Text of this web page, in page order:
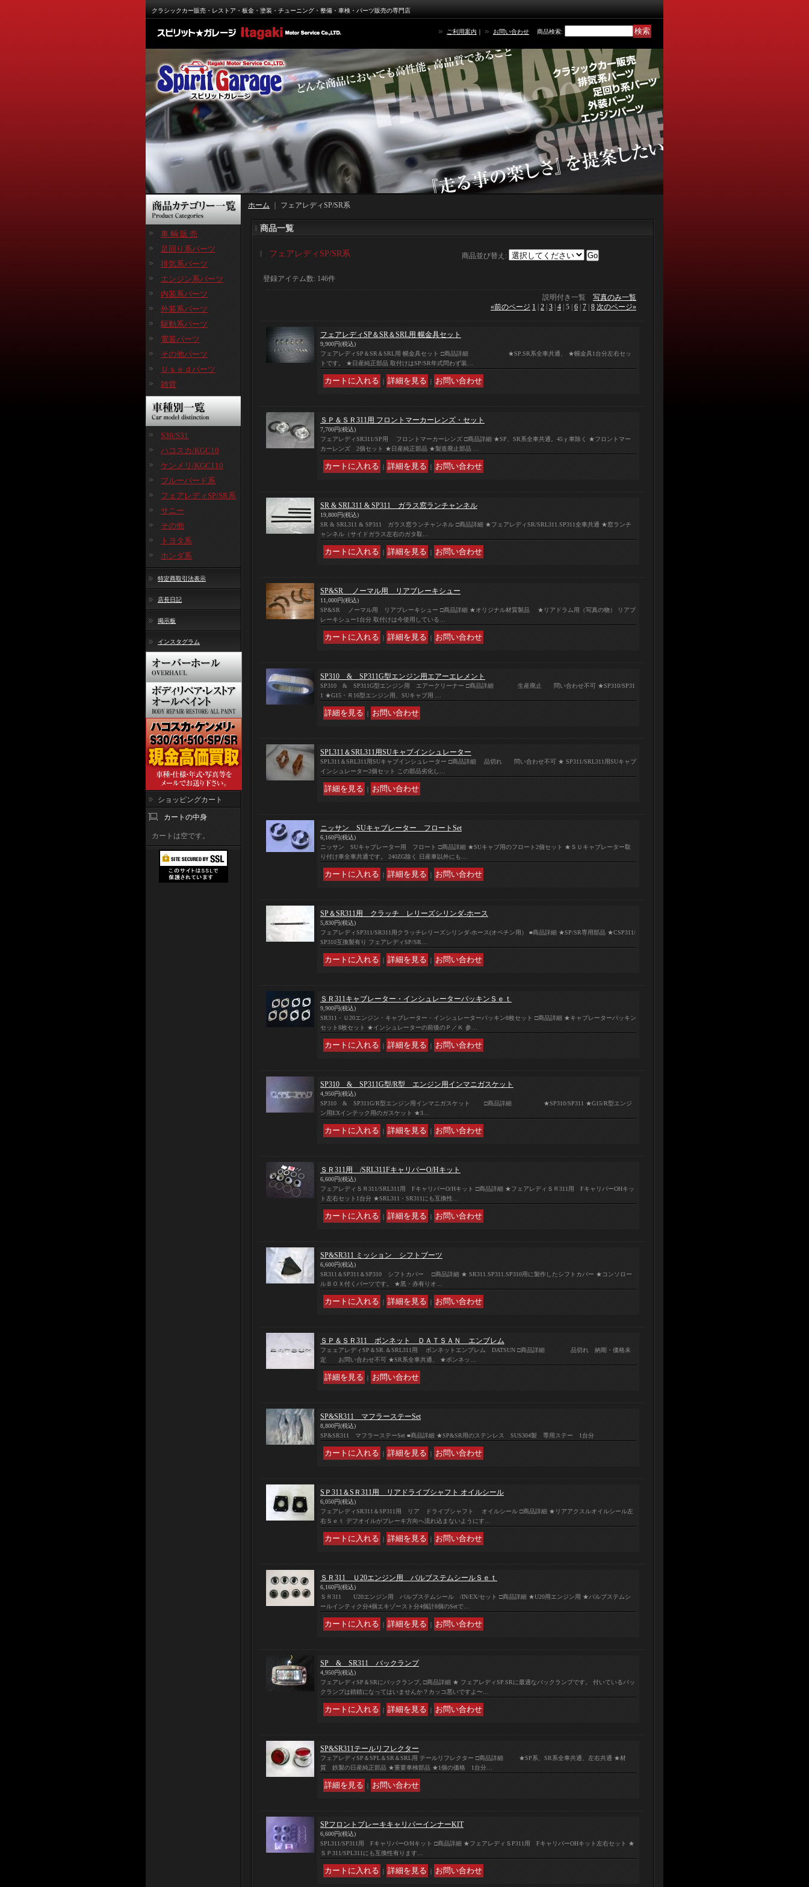
クラシックカー販売・レストア・板金・塗装・チューニング・整備・車検・パーツ販売の専門店
ご利用案内 ｜ お問い合わせ 商品検索:
車 輌 販 売
足回り系パーツ
排気系パーツ
エンジン系パーツ
内装系パーツ
外装系パーツ
駆動系パーツ
電装パーツ
その他パーツ
Ｕｓｅｄパーツ
雑貨
S30/S31
ハコスカ/KGC10
ケンメリ/KGC110
ブルーバード系
フェアレディSP/SR系
サニー
その他
トヨタ系
ホンダ系
特定商取引法表示
店長日記
掲示板
インスタグラム
ショッピングカート
カートの中身
カートは空です。
ホーム フェアレディSP/SR系
商品一覧
フェアレディSP/SR系 商品並び替え :
登録アイテム数: 146件
説明付き一覧 写真のみ一覧
«前のページ 1 2 3 4 5 6 7 8 次のページ»
フェアレディSP＆SR＆SRL用 幌金具セット
9,900円(税込)
フェアレディSP＆SR＆SRL用 幌金具セット □商品詳細 ★SP.SR系全車共通、 ★幌金具1台分左右セッ
トです。 ★日産純正部品 取付けはSP/SR年式問わず装…
｜ ｜
ＳＰ＆ＳＲ311用 フロントマーカーレンズ・セット
7,700円(税込)
フェアレディSR311/SP用 フロントマーカーレンズ □商品詳細 ★SP、SR系全車共通。45ｙ車除く ★フロントマー
カーレンズ 2個セット ★日産純正部品 ★製造廃止部品 …
｜ ｜
SR & SRL311 & SP311 ガラス窓ランチャンネル
19,800円(税込)
SR & SRL311 & SP311 ガラス窓ランチャンネル □商品詳細 ★フェアレディSR/SRL311.SP311全車共通 ★窓ランチ
ャンネル（サイドガラス左右のガタ取…
｜ ｜
SP&SR ノーマル用 リアブレーキシュー
11,000円(税込)
SP&SR ノーマル用 リアブレーキシュー □商品詳細 ★オリジナル材質製品 ★リアドラム用（写真の物） リアブ
レーキシュー1台分 取付けは今使用している…
｜ ｜
SP310 & SP311G型エンジン用エアーエレメント
SP310 & SP311G型エンジン用 エアークリーナー □商品詳細 生産廃止 問い合わせ不可 ★SP310/SP31
1 ★G15・Ｒ16型エンジン用、SUキャブ用 …
｜
SPL311＆SRL311用SUキャブインシュレーター
SPL311＆SRL311用SUキャブインシュレーター □商品詳細 品切れ 問い合わせ不可 ★ SP311/SRL311用SUキャブ
インシュレーター2個セット この部品劣化し…
｜
ニッサン SUキャブレーター フロートSet
6,160円(税込)
ニッサン SUキャブレーター用 フロート □商品詳細 ★SUキャブ用のフロート2個セット ★ＳＵキャブレーター取
り付け車全車共通です。 240ZG除く 日産車以外にも…
｜ ｜
SP＆SR311用 クラッチ レリーズシリンダ-ホース
5,830円(税込)
フェアレディSP311/SR311用クラッチレリーズシリンダ-ホース(オペチン用） ■商品詳細 ★SP/SR専用部品 ★CSP311/
SP310互換製有り フェアレディSP/SR…
｜ ｜
ＳＲ311キャブレーター・インシュレーターパッキンＳｅｔ
9,900円(税込)
SR311・Ｕ20エンジン・キャブレーター・インシュレーターパッキン8枚セット □商品詳細 ★キャブレーターパッキン
セット8枚セット ★インシュレーターの前後のＰ／Ｋ 参…
｜ ｜
SP310 & SP311G型/R型 エンジン用インマニガスケット
4,950円(税込)
SP310 & SP311G/R型エンジン用インマニガスケット □商品詳細 ★SP310/SP311 ★G15/R型エンジ
ン用EXインテック用のガスケット ★3…
｜ ｜
ＳＲ311用 /SRL311FキャリパーO/Hキット
6,600円(税込)
フェアレディＳＲ311/SRL311用 FキャリパーO/Hキット □商品詳細 ★フェアレディＳＲ311用 FキャリパーOHキッ
ト左右セット1台分 ★SRL311・SR311にも互換性…
｜ ｜
SP&SR311 ミッション シフトブーツ
6,600円(税込)
SR311＆SP311＆SP310 シフトカバー □商品詳細 ★ SR311.SP311.SP310用に製作したシフトカバー ★コンソロー
ルＢＯＸ付くパーツです。 ★黒・赤有りオ…
｜ ｜
ＳＰ＆ＳＲ311 ボンネット ＤＡＴＳＡＮ エンブレム
フェェアレディSP＆SR.＆SRL311用 ボンネットエンブレム DATSUN □商品詳細 品切れ 納期・価格未
定 お問い合わせ不可 ★SR系全車共通、 ★ボンネッ…
｜
SP&SR311 マフラーステーSet
8,800円(税込)
SP&SR311 マフラーステーSet ■商品詳細 ★SP&SR用のステンレス SUS304製 専用ステー 1台分
｜ ｜
SＰ311＆SＲ311用 リアドライブシャフト オイルシール
6,050円(税込)
フェアレディSR311＆SP311用 リア ドライブシャフト オイルシール □商品詳細 ★リアアクスルオイルシール左
右Ｓｅｔ デフオイルがブレーキ方向へ流れ込まないようにす…
｜ ｜
ＳＲ311 Ｕ20エンジン用 バルブステムシールＳｅｔ
6,160円(税込)
ＳＲ311 U20エンジン用 バルブステムシール /IN/EX/セット □商品詳細 ★U20用エンジン用 ★バルブステムシ
ールインティク分4個エキゾースト分4個計8個のSetで…
｜ ｜
SP & SR311 バックランプ
4,950円(税込)
フェアレディSP＆SRにバックランプ, □商品詳細 ★ フェアレディSP.SRに最適なバックランプです。 付いているバッ
クランプは錆錆になってはいませんか？カッコ悪いですよ〜…
｜ ｜
SP&SR311テールリフレクター
フェアレディSP＆SPL＆SR＆SRL用 テールリフレクター □商品詳細 ★SP系、SR系全車共通、左右共通 ★材
質 鉄製の日産純正部品 ★重要車検部品 ★1個の価格 1台分…
｜
SPフロントブレーキキャリパーインナーKIT
6,600円(税込)
SPL311/SP311用 FキャリパーO/Hキット □商品詳細 ★フェアレディＳP311用 FキャリパーOHキット左右セット ★
ＳＰ311/SPL311にも互換性有ります…
｜ ｜